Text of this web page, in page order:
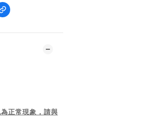
正常現象，請與